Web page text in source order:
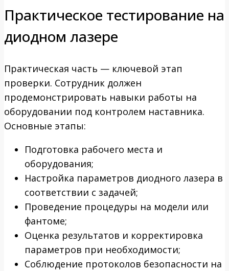
Практическое тестирование на
диодном лазере
Практическая часть — ключевой этап
проверки. Сотрудник должен
продемонстрировать навыки работы на
оборудовании под контролем наставника.
Основные этапы:
Подготовка рабочего места и
оборудования;
Настройка параметров диодного лазера в
соответствии с задачей;
Проведение процедуры на модели или
фантоме;
Оценка результатов и корректировка
параметров при необходимости;
Соблюдение протоколов безопасности на